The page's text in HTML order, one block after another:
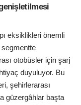
eksiklikleri önemli
otobüsler için şarj
duyuluyor. Bu
şehirlerarası
güzergâhlar başta